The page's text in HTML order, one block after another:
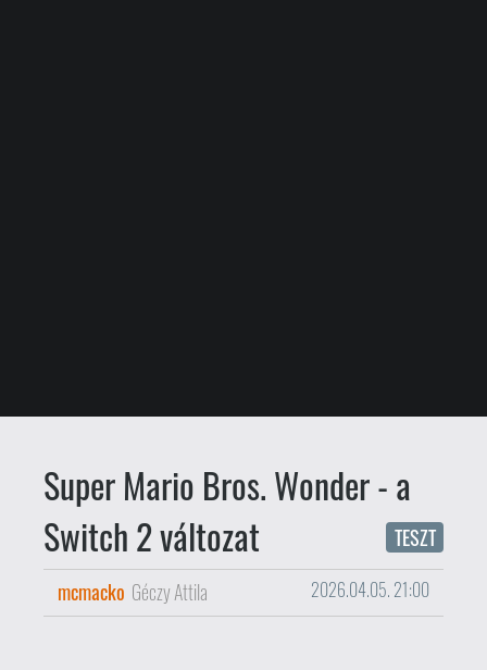
változat érkezésével pedig
valóban mennyire csodaszerű és
ünnepélyes a játék. Pedig őszinte
leszek veletek, hogy nem nagyon
csíptem mostanában ezeket a 2D
Mario Bros. játékokat...